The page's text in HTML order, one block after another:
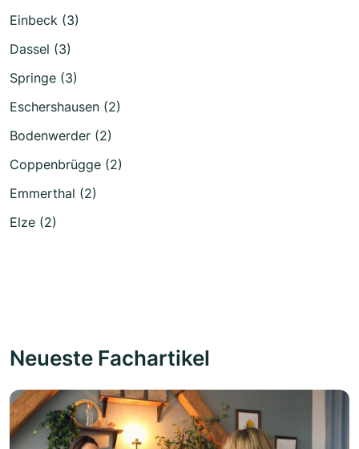
Einbeck (3)
Dassel (3)
Springe (3)
Eschershausen (2)
Bodenwerder (2)
Coppenbrügge (2)
Emmerthal (2)
Elze (2)
Neueste Fachartikel